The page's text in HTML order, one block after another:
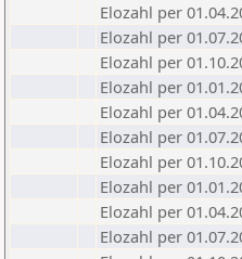
Elozahl per
Elozahl per
Elozahl per
Elozahl per
Elozahl per
Elozahl per
Elozahl per
Elozahl per
Elozahl per
Elozahl per